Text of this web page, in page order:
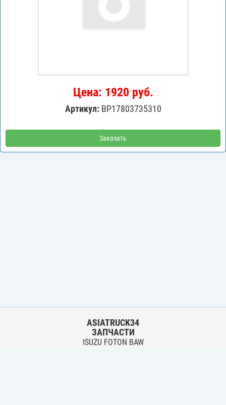
Цена: 1920 руб.
Артикул: BP17803735310
Заказать
ASIATRUCK34
ЗАПЧАСТИ
ISUZU FOTON BAW